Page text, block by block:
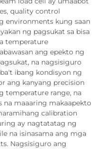
quality control
environments kung saan
ng pagsukat sa bisa
temperature
ang epekto ng
na nagsisiguro
ibang kondisyon ng
ang kanyang precision
temperature range, na
na maaaring makaapekto
calibration
ay nagtatatag ng
na isinasama ang mga
Nagsisiguro ang